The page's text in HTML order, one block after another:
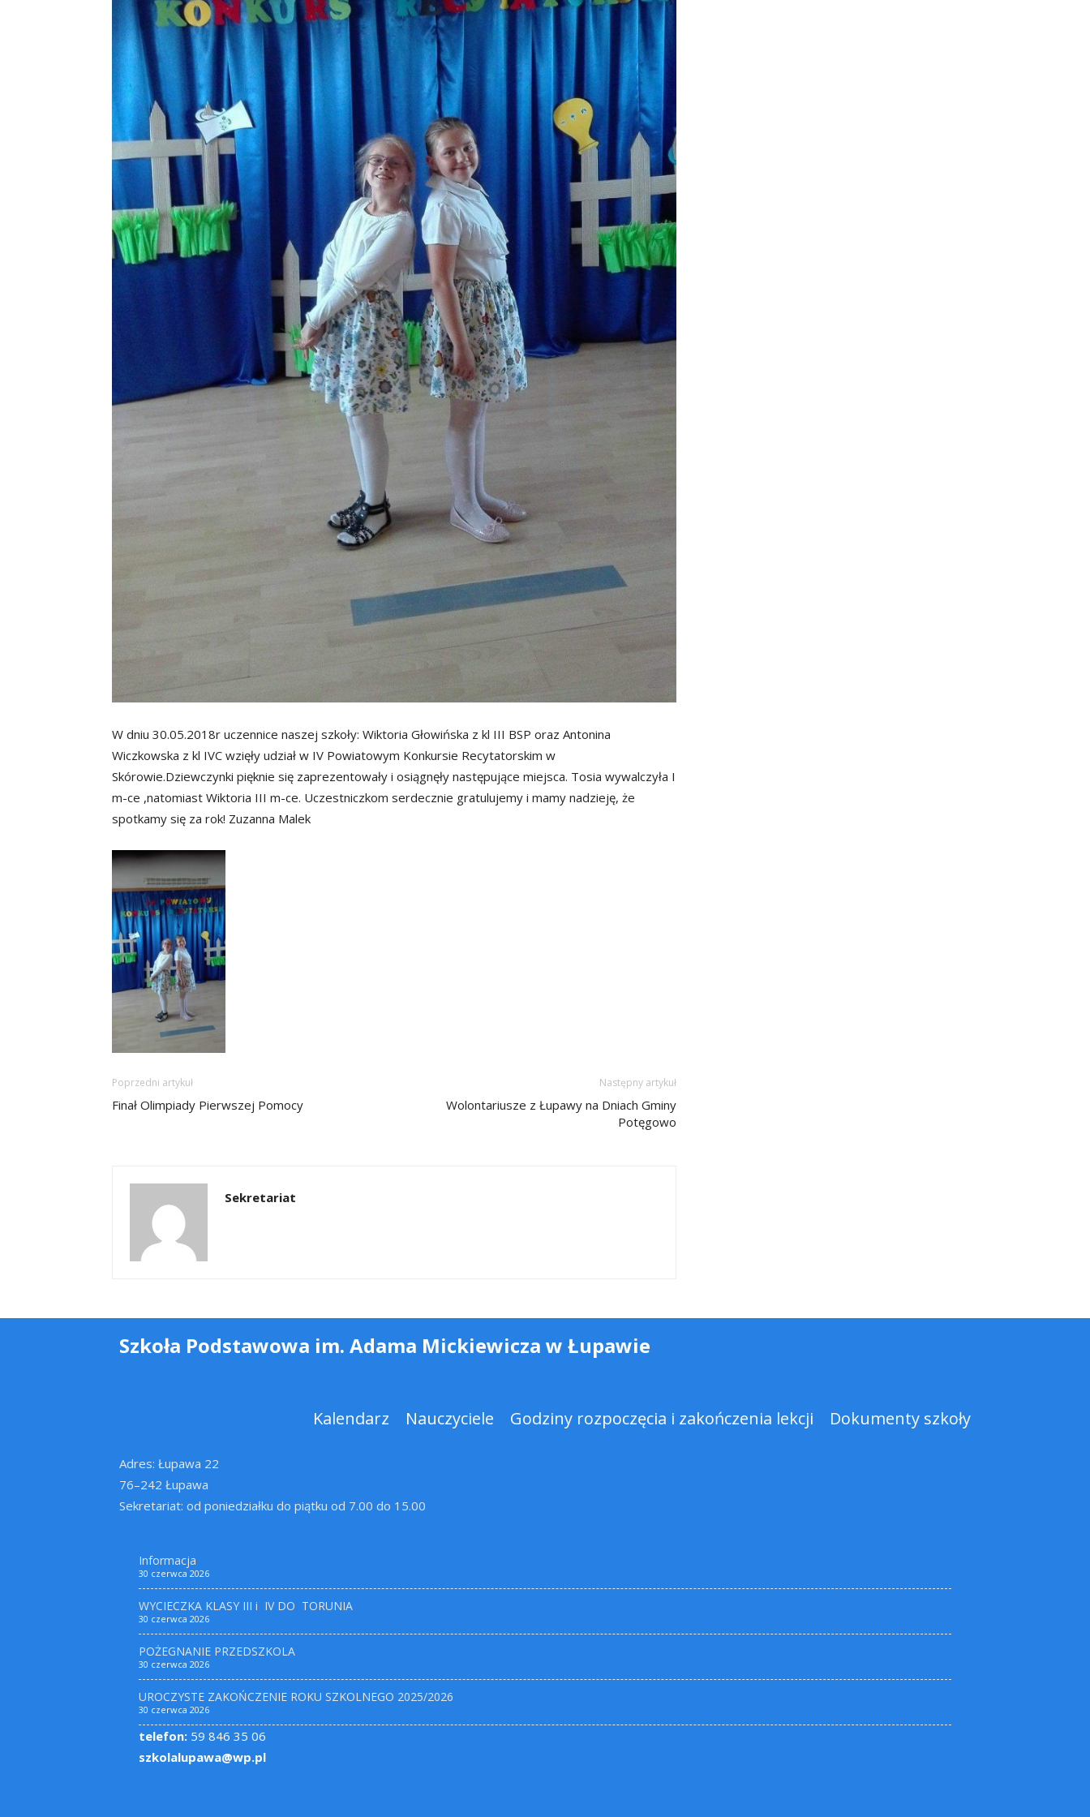
W dniu 30.05.2018r uczennice naszej szkoły: Wiktoria Głowińska z kl III BSP oraz Antonina
Wiczkowska z kl IVC wzięły udział w IV Powiatowym Konkursie Recytatorskim w
Skórowie.Dziewczynki pięknie się zaprezentowały i osiągnęły następujące miejsca. Tosia wywalczyła I
m-ce ,natomiast Wiktoria III m-ce. Uczestniczkom serdecznie gratulujemy i mamy nadzieję, że
spotkamy się za rok! Zuzanna Malek
Poprzedni artykuł
Finał Olimpiady Pierwszej Pomocy
Następny artykuł
Wolontariusze z Łupawy na Dniach Gminy
Potęgowo
Sekretariat
Szkoła Podstawowa im. Adama Mickiewicza w Łupawie
Kalendarz Nauczyciele Godziny rozpoczęcia i zakończenia lekcji Dokumenty szkoły
Adres: Łupawa 22
76–242 Łupawa
Sekretariat: od poniedziałku do piątku od 7.00 do 15.00
Informacja
30 czerwca 2026
WYCIECZKA KLASY III i IV DO TORUNIA
30 czerwca 2026
POŻEGNANIE PRZEDSZKOLA
30 czerwca 2026
UROCZYSTE ZAKOŃCZENIE ROKU SZKOLNEGO 2025/2026
30 czerwca 2026
telefon: 59 846 35 06
szkolalupawa@wp.pl